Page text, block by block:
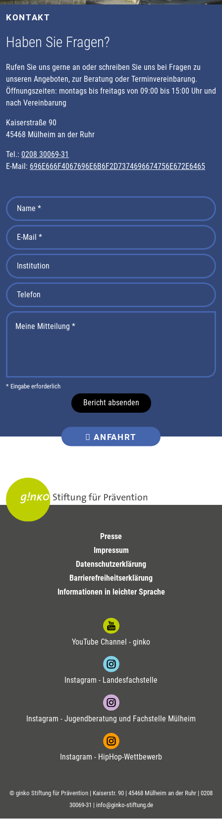
KONTAKT
Haben Sie Fragen?
Rufen Sie uns gerne an oder schreiben Sie uns bei Fragen zu
unseren Angeboten, zur Beratung oder Terminvereinbarung.
Öffnungszeiten: montags bis freitags von 09:00 bis 15:00 Uhr und
nach Vereinbarung
Kaiserstraße 90
45468 Mülheim an der Ruhr
Tel.: 0208 30069-31
E-Mail: 696E666F4067696E6B6F2D7374696674756E672E6465
* Eingabe erforderlich
Bericht absenden
ANFAHRT
Presse
Impressum
Datenschutzerklärung
Barrierefreiheitserklärung
Informationen in leichter Sprache
YouTube Channel - ginko
Instagram - Landesfachstelle
Instagram - Jugendberatung und Fachstelle Mülheim
Instagram - HipHop-Wettbewerb
© ginko Stiftung für Prävention | Kaiserstr. 90 | 45468 Mülheim an der Ruhr | 0208
30069-31 | info@ginko-stiftung.de